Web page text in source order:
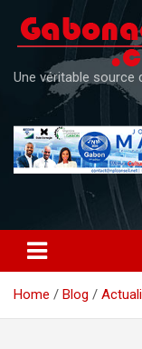
content
Une véritable source
Home Blog